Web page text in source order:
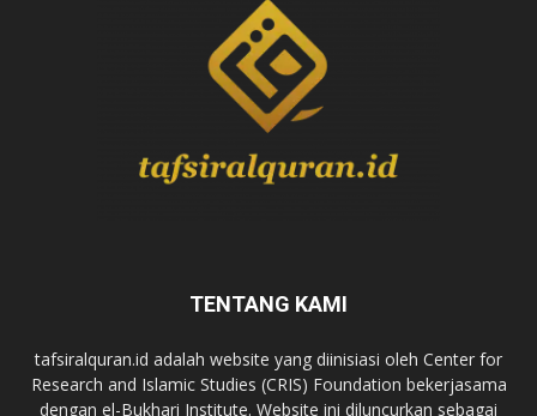
TENTANG KAMI
tafsiralquran.id adalah website yang diinisiasi oleh Center for
Research and Islamic Studies (CRIS) Foundation bekerjasama
dengan el-Bukhari Institute. Website ini diluncurkan sebagai